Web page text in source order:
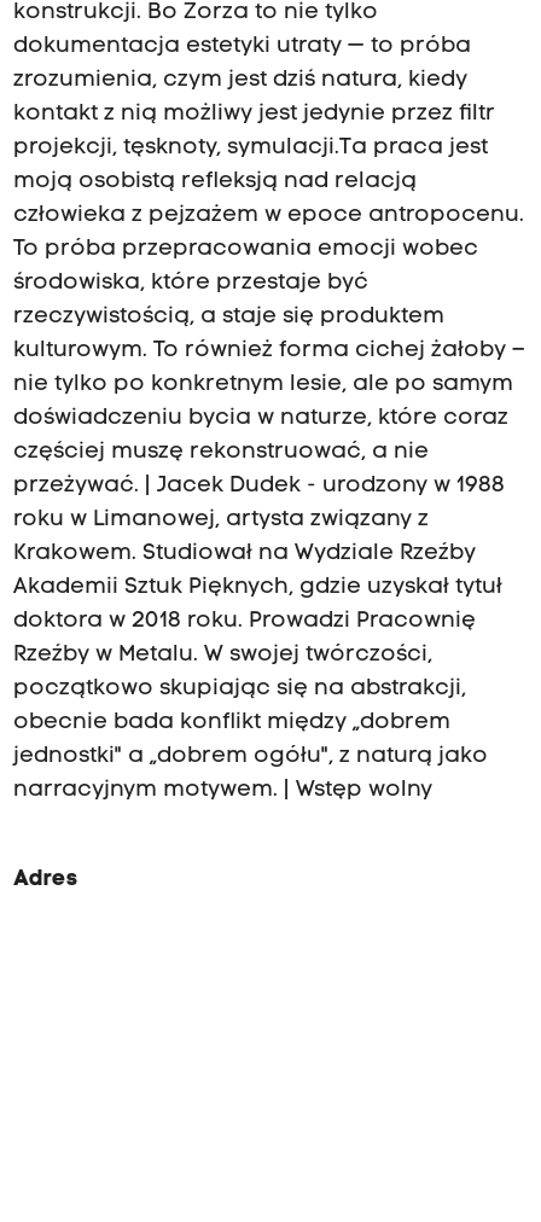
konstrukcji. Bo Zorza to nie tylko
dokumentacja estetyki utraty — to próba
zrozumienia, czym jest dziś natura, kiedy
kontakt z nią możliwy jest jedynie przez filtr
projekcji, tęsknoty, symulacji.Ta praca jest
moją osobistą refleksją nad relacją
człowieka z pejzażem w epoce antropocenu.
To próba przepracowania emocji wobec
środowiska, które przestaje być
rzeczywistością, a staje się produktem
kulturowym. To również forma cichej żałoby –
nie tylko po konkretnym lesie, ale po samym
doświadczeniu bycia w naturze, które coraz
częściej muszę rekonstruować, a nie
przeżywać. | Jacek Dudek - urodzony w 1988
roku w Limanowej, artysta związany z
Krakowem. Studiował na Wydziale Rzeźby
Akademii Sztuk Pięknych, gdzie uzyskał tytuł
doktora w 2018 roku. Prowadzi Pracownię
Rzeźby w Metalu. W swojej twórczości,
początkowo skupiając się na abstrakcji,
obecnie bada konflikt między „dobrem
jednostki" a „dobrem ogółu", z naturą jako
narracyjnym motywem. | Wstęp wolny
Adres